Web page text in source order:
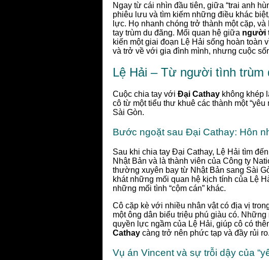
Ngay từ cái nhìn đầu tiên, giữa “trai anh
phiêu lưu và tìm kiếm những điều khác
lực. Họ nhanh chóng trở thành một cặp,
tay trùm du đãng. Mối quan hệ giữa người
kiến một giai đoạn Lệ Hải sống hoàn toàn
và trở về với gia đình mình, nhưng cuộc
Lệ Hải – Từ người tình trùm
Cuộc chia tay với Đại Cathay không khép
cô từ một tiểu thư khuê các thành một
Sài Gòn.
Bước ngoặt sau Đại Cathay: Hôn
Sau khi chia tay Đại Cathay, Lệ Hải tìm
Nhật Bản và là thành viên của Công ty
thường xuyên bay từ Nhật Bản sang Sài
khát những mối quan hệ kịch tính của Lệ
những mối tình “cộm cán” khác.
Cô cặp kè với nhiều nhân vật có địa vị
một ông dân biểu triệu phú giàu có.
quyền lực ngầm của Lệ Hải, giúp cô có
Cathay càng trở nên phức tạp và đầy rủi ro.
Vụ án Vincent và sự trỗi dậy của